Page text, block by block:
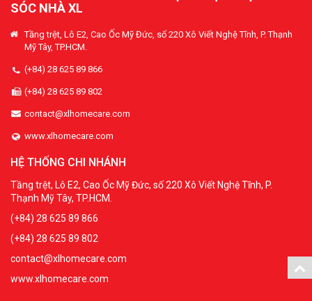
SÓC NHÀ XL
Tầng trệt, Lô E2, Cao Ốc Mỹ Đức, số 220 Xô Viết Nghệ Tĩnh, P. Thạnh
Mỹ Tây, TP.HCM.
(+84) 28 625 89 866
(+84) 28 625 89 802
contact@xlhomecare.com
www.xlhomecare.com
HỆ THỐNG CHI NHÁNH
Tầng trệt, Lô E2, Cao Ốc Mỹ Đức, số 220 Xô Viết Nghệ Tĩnh, P.
Thạnh Mỹ Tây, TP.HCM.
(+84) 28 625 89 866
(+84) 28 625 89 802
contact@xlhomecare.com
www.xlhomecare.com